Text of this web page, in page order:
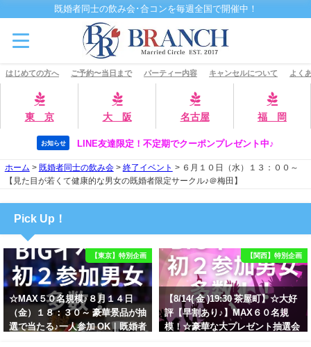
既婚者同士の飲み会･合コンを毎週全国で開催中！
はじめての方へ ご予約〜当日まで パーティー内容 キャンセルについて よく
東 京 大 阪 名古屋 福 岡
お知らせ LINE友達限定！不定期でクーポンプレゼント中♪
ホーム > 既婚者同士の飲み会> 終了イベント > ６月１０日（水）１３：００～
【見た目が若くて健康的な男女の既婚者限定サークル♪＠梅田】
Pick Up！
【東京】特別企画
☆MAX５０名規模♪８月１４日
（金）１８：３０～ 豪華景品が抽
選で当たる♪一人参加 OK｜既婚者
【関西】特別企画
【8/14( 金 )19:30 茶屋町】☆大好
評【早割あり♪】MAX６０名規
模！☆豪華な大プレゼント抽選会